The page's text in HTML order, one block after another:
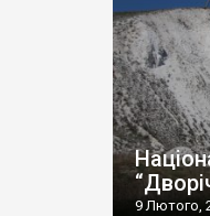
9 Лютого,